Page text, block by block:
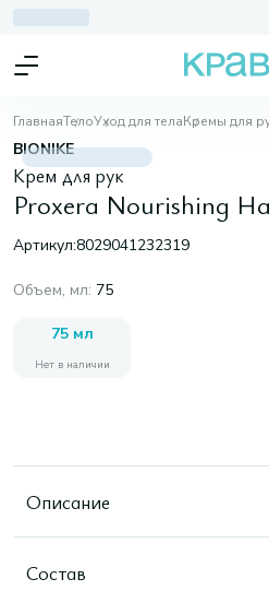
ГлавнаяТелоУход для телаКремы для
BIONIKE
Крем для рук
Proxera Nourishing
Артикул:8029041232319
Объем, мл: 75
75 мл
Нет в наличии
Описание
Состав